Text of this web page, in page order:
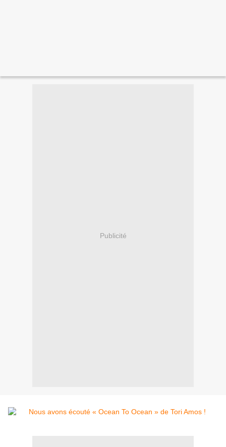
Publicité